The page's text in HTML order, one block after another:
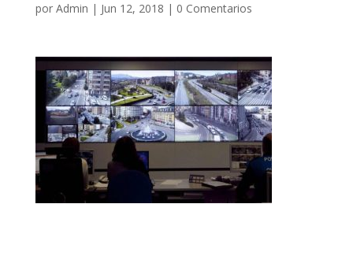
por Admin | Jun 12, 2018 | 0 Comentarios